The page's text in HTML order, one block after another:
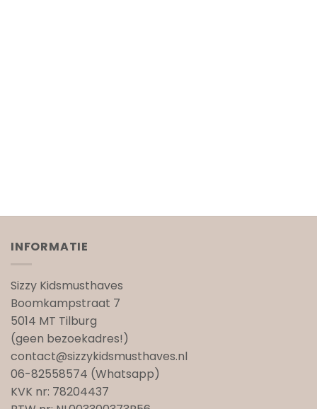
INFORMATIE
Sizzy Kidsmusthaves
Boomkampstraat 7
5014 MT Tilburg
(geen bezoekadres!)
contact@sizzykidsmusthaves.nl
06-82558574 (Whatsapp)
KVK nr: 78204437